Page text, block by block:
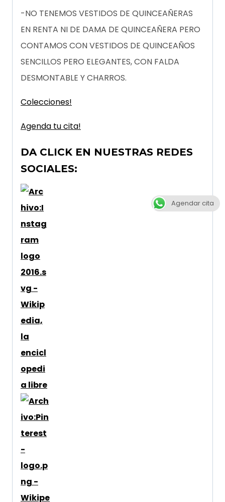
-NO TENEMOS VESTIDOS DE QUINCEAÑERAS
EN RENTA NI DE DAMA DE QUINCEAÑERA PERO
CONTAMOS CON VESTIDOS DE QUINCEAÑOS
SENCILLOS PERO ELEGANTES, CON FALDA
DESMONTABLE Y CHARROS.
Colecciones!
Agenda tu cita!
DA CLICK EN NUESTRAS REDES
SOCIALES:
Agendar cita